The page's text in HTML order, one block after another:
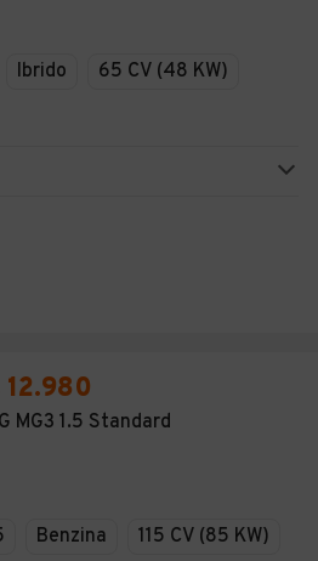
Ibrido
65 CV (48 KW)
12.980
MG3 1.5 Standard
Benzina 115 CV (85 KW)